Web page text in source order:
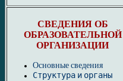
СВЕДЕНИЯ ОБ
ОБРАЗОВАТЕЛЬНОЙ
ОРГАНИЗАЦИИ
Основные сведения
Структура и органы